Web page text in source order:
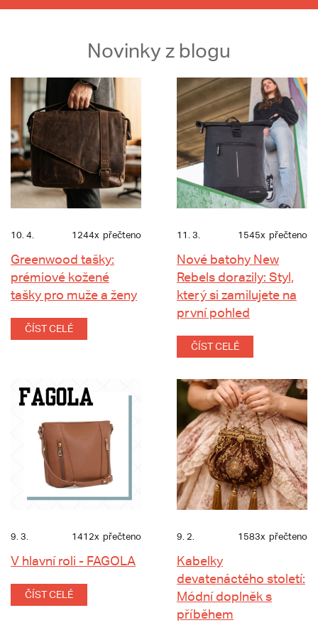
Novinky z blogu
10. 4. 1244x přečteno
Greenwood tašky:
prémiové kožené
tašky pro muže a ženy
ČÍST CELÉ
11. 3. 1545x přečteno
Nové batohy New
Rebels dorazily: Styl,
který si zamilujete na
první pohled
ČÍST CELÉ
9. 3. 1412x přečteno
V hlavní roli - FAGOLA
ČÍST CELÉ
9. 2. 1583x přečteno
Kabelky
devatenáctého století:
Módní doplněk s
příběhem